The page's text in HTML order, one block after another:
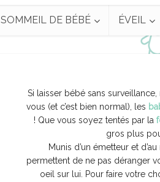
SOMMEIL DE BÉBÉ ÉVEIL
Si laisser bébé sans
vous (et c’est bien normal), les
! Que vous soyez tentés par la
gros plus
Munis d’un émetteur et
permettent de ne pas déranger
oeil sur lui. Pour faire votre